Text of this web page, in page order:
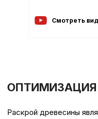
Смотреть
ОПТИМИЗАЦИЯ
Раскрой древесины